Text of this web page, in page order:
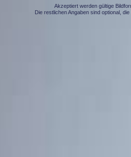
Akzeptiert werden gültige
Die restlichen Angaben sind optional,